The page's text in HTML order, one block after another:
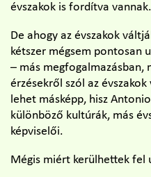
évszakok is fordítva vannak.
De ahogy az évszakok
kétszer mégsem pontosan
– más megfogalmazásban,
érzésekről szól az
lehet másképp, hisz
különböző kultúrák, más
képviselői.
Mégis miért kerülhettek fel